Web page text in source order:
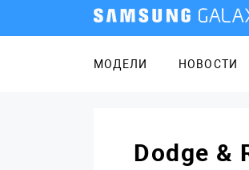
МОДЕЛИ НОВОСТИ
Dodge &